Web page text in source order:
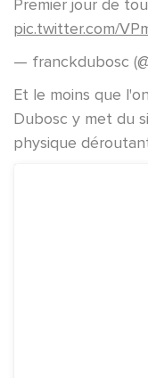
Premier jour de
pic.twitter.com/
— franckdubosc
Et le moins que
Dubosc y met du
physique